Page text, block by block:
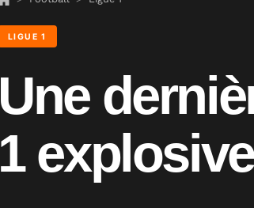
LIGUE 1
Une
1 explosive